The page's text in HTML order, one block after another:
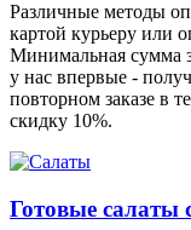
Различные методы
картой курьеру или
Минимальная сумма
у нас впервые -
повторном заказе в
скидку 10%.
Готовые салаты